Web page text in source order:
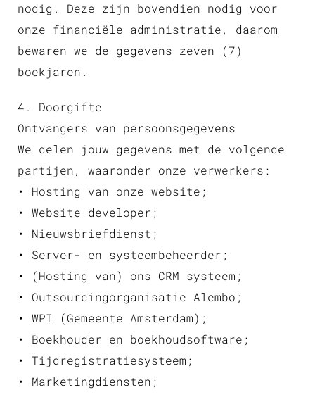
nodig. Deze zijn bovendien nodig voor
onze financiële administratie, daarom
bewaren we de gegevens zeven (7)
boekjaren.
4. Doorgifte
Ontvangers van persoonsgegevens
We delen jouw gegevens met de volgende
partijen, waaronder onze verwerkers:
• Hosting van onze website;
• Website developer;
• Nieuwsbriefdienst;
• Server- en systeembeheerder;
• (Hosting van) ons CRM systeem;
• Outsourcingorganisatie Alembo;
• WPI (Gemeente Amsterdam);
• Boekhouder en boekhoudsoftware;
• Tijdregistratiesysteem;
• Marketingdiensten;